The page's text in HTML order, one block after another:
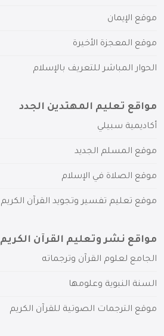
موقع الإيمان
موقع المعجزة الأخيرة
الحوار المباشر للتعريف بالإسلام
مواقع تعليم المهتدين الجدد
أكاديمية سبيلي
موقع المسلم الجديد
موقع الصلاة في الإسلام
موقع تعليم تفسير وتجويد القرآن الكريم
مواقع نشر وتعليم القرآن الكريم
الجامع لعلوم القرآن وترجماته
السنة النبوية وعلومها
موقع الترجمات الصوتية للقرآن الكريم